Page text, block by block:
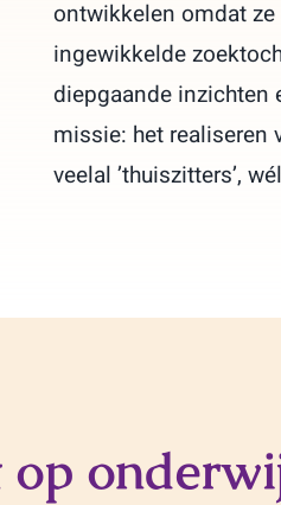
ontwikkelen omdat
ingewikkelde
diepgaande inzichten
missie: het realiseren
veelal ’thuiszitters’,
op